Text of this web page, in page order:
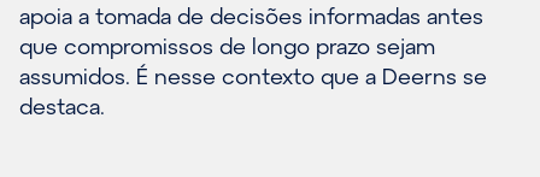
apoia a tomada de decisões informadas antes
que compromissos de longo prazo sejam
assumidos. É nesse contexto que a Deerns se
destaca.